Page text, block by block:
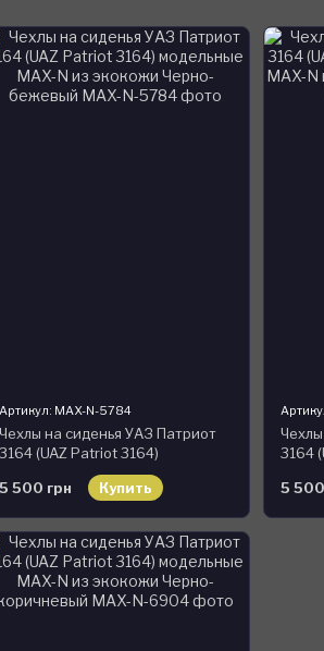
Артикул: MAX-N-5784
Чехлы на сиденья УАЗ Патриот
3164 (UAZ Patriot 3164)
модельные MAX-N из экокожи
Черно-бежевый
5 500 грн Купить
3164
5